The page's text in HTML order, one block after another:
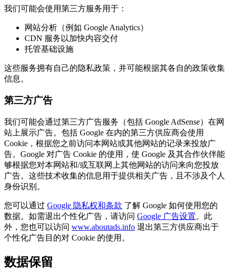
我们可能会使用第三方服务用于：
网站分析（例如 Google Analytics）
CDN 服务以加快内容交付
托管基础设施
这些服务拥有自己的隐私政策，并可能根据其各自的政策收集
信息。
第三方广告
我们可能会通过第三方广告服务（包括 Google AdSense）在网
站上展示广告。包括 Google 在内的第三方供应商会使用
Cookie，根据您之前访问本网站或其他网站的记录来投放广
告。Google 对广告 Cookie 的使用，使 Google 及其合作伙伴能
够根据您对本网站和/或互联网上其他网站的访问来向您投放
广告。这些技术收集的信息用于提供相关广告，且不涉及个人
身份识别。
您可以通过 Google 隐私权和条款 了解 Google 如何使用您的
数据。如需退出个性化广告，请访问 Google 广告设置。此
外，您也可以访问 www.aboutads.info 退出第三方供应商出于
个性化广告目的对 Cookie 的使用。
数据保留